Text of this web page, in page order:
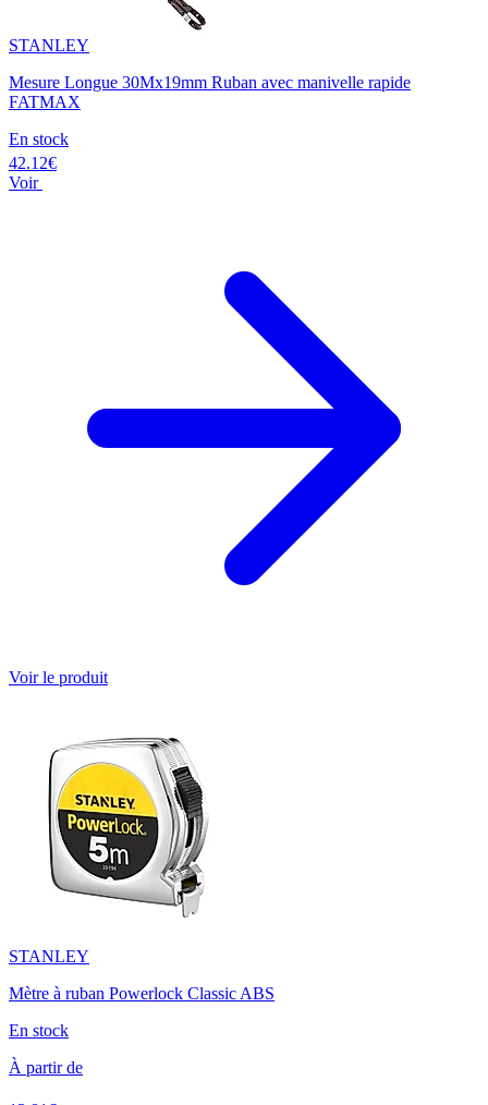
STANLEY
Mesure Longue 30Mx19mm Ruban avec manivelle rapide
FATMAX
En stock
42.12€
Voir
Voir le produit
STANLEY
Mètre à ruban Powerlock Classic ABS
En stock
À partir de